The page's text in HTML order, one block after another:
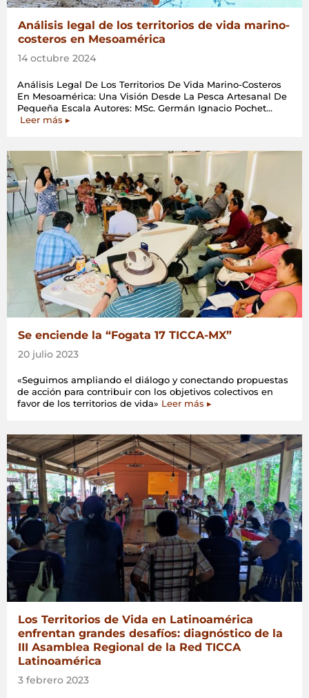
Análisis legal de los territorios de vida marino-
costeros en Mesoamérica
14 octubre 2024
Análisis Legal De Los Territorios De Vida Marino-Costeros
En Mesoamérica: Una Visión Desde La Pesca Artesanal De
Pequeña Escala Autores: MSc. Germán Ignacio Pochet…
Leer más «Análisis
los
de
vida
marino-
costeros
en
Mesoamérica»
▸
Se enciende la “Fogata 17 TICCA-MX”
20 julio 2023
«Seguimos ampliando el diálogo y conectando propuestas
de acción para contribuir con los objetivos colectivos en
favor de los territorios de vida» Leer más ▸
Los Territorios de Vida en Latinoamérica
enfrentan grandes desafíos: diagnóstico de la
III Asamblea Regional de la Red TICCA
Latinoamérica
3 febrero 2023